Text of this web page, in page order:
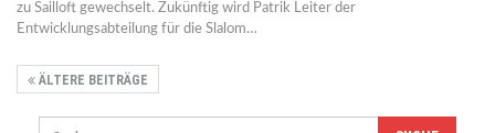
zu Sailloft gewechselt. Zukünftig wird Patrik Leiter der
Entwicklungsabteilung für die Slalom…
ÄLTERE BEITRÄGE